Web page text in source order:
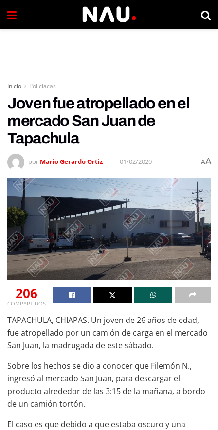
Inicio Policiacas
Joven fue atropellado en el
mercado San Juan de
Tapachula
por Mario Gerardo Ortiz 01/02/2020 AA
206
COMPARTIDOS
TAPACHULA, CHIAPAS. Un joven de 26 años de edad,
fue atropellado por un camión de carga en el mercado
San Juan, la madrugada de este sábado.
Sobre los hechos se dio a conocer que Filemón N.,
ingresó al mercado San Juan, para descargar el
producto alrededor de las 3:15 de la mañana, a bordo
de un camión tortón.
El caso es que debido a que estaba oscuro y una